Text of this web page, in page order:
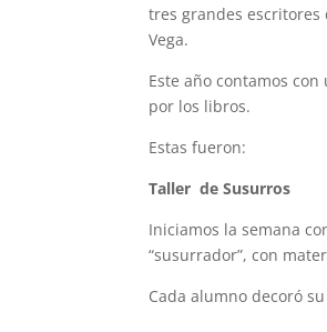
tres grandes
Vega.
Este año contamos
por los libros.
Estas fueron:
Taller de Susurros
Iniciamos la semana
“susurrador”, con
Cada alumno decoró